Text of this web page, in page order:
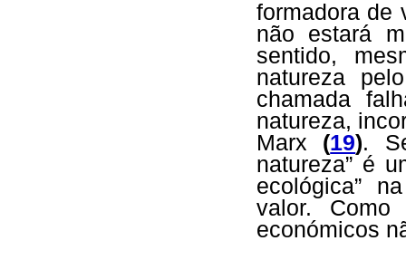
formadora de
não estará
sentido,
natureza
chamada
natureza,
Marx (19).
natureza” é
ecológica”
valor. Como
económicos